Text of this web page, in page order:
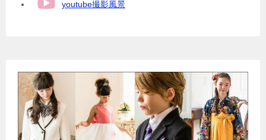
youtube撮影風景